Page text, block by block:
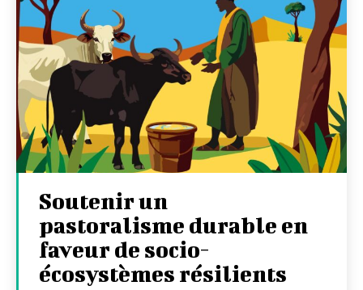
Soutenir un
pastoralisme durable en
faveur de socio-
écosystèmes résilients